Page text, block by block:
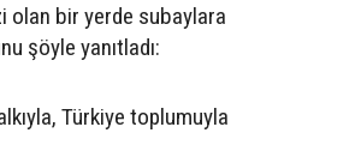
olan bir yerde subaylara
şöyle yanıtladı:
Türkiye toplumuyla